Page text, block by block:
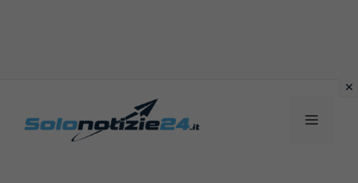
MENU